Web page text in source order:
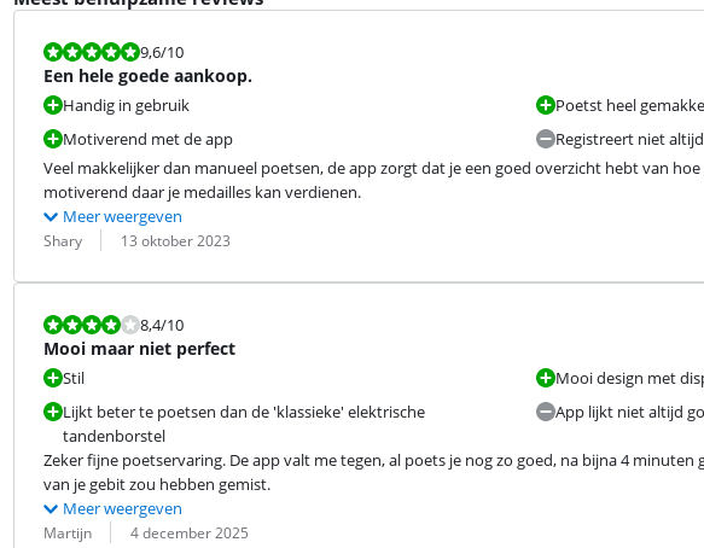
Beoordeling is 9,6 van de 10.
9,6/10
Een hele goede aankoop.
Handig in gebruik
Motiverend met de app
Poetst heel
Registreert niet
Veel makkelijker dan manueel poetsen, de app zorgt dat je een goed overzicht hebt van
motiverend daar je medailles kan verdienen.
Meer weergeven
Beoordeling door:
Shary
Datum: 13 oktober 2023
Beoordeling is 8,4 van de 10.
8,4/10
Mooi maar niet perfect
Stil
Lijkt beter te poetsen dan de 'klassieke' elektrische
tandenborstel
Mooi design met
App lijkt niet altijd
Zeker fijne poetservaring. De app valt me tegen, al poets je nog zo goed, na bijna 4 minuten
van je gebit zou hebben gemist.
Meer weergeven
Beoordeling door:
Martijn
Datum: 4 december 2025